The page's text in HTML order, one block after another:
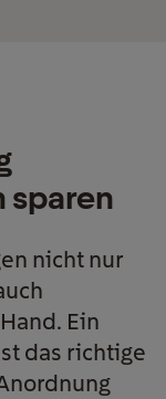
sparen
nicht nur
Ein
das richtige